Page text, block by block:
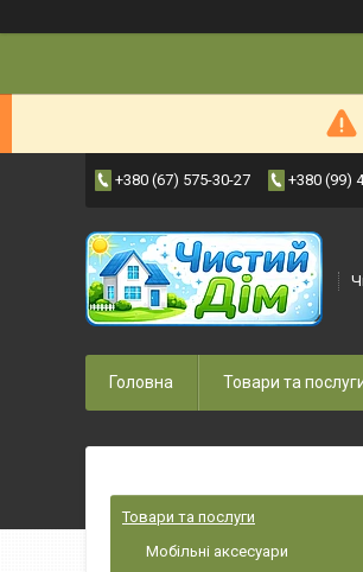
+380 (67) 575-30-27 +380 (99)
Головна Товари та
Товари та послуги
Мобільні аксесуари